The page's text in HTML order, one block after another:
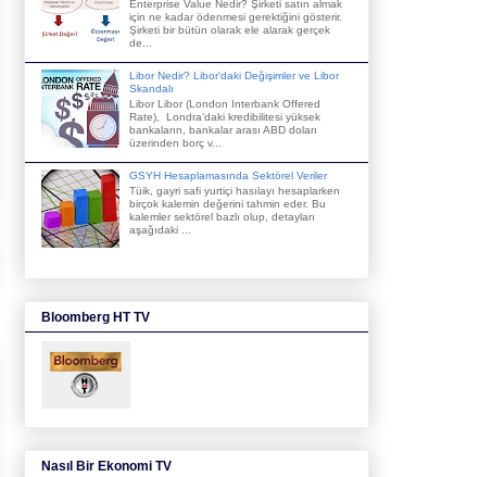
Enterprise Value Nedir? Şirketi satın almak
için ne kadar ödenmesi gerektiğini gösterir.
Şirketi bir bütün olarak ele alarak gerçek
de...
Libor Nedir? Libor'daki Değişimler ve Libor
Skandalı
Libor Libor (London Interbank Offered
Rate), Londra’daki kredibilitesi yüksek
bankaların, bankalar arası ABD doları
üzerinden borç v...
GSYH Hesaplamasında Sektörel Veriler
Tüik, gayri safi yurtiçi hasılayı hesaplarken
birçok kalemin değerini tahmin eder. Bu
kalemler sektörel bazlı olup, detayları
aşağıdaki ...
Bloomberg HT TV
Nasıl Bir Ekonomi TV